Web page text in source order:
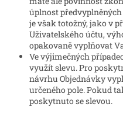
úplnost
je však totožný, jako v
Uživatelského účtu,
opakovaně vyplňovat
Ve výjimečných
využít slevu. Pro
návrhu Objednávky
určeného pole. Pokud
poskytnuto se slevou.